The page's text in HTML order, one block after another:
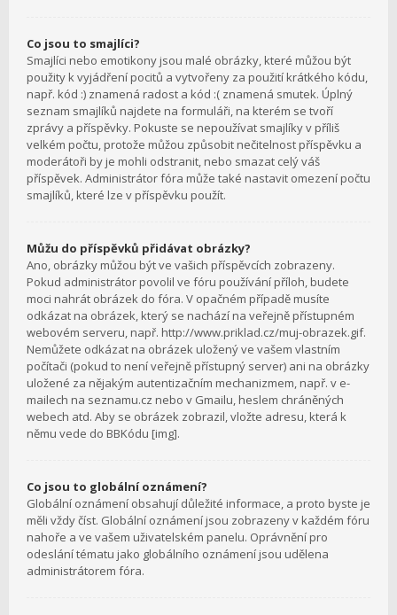
Co jsou to smajlíci?
Smajlíci nebo emotikony jsou malé obrázky, které můžou být
použity k vyjádření pocitů a vytvořeny za použití krátkého kódu,
např. kód :) znamená radost a kód :( znamená smutek. Úplný
seznam smajlíků najdete na formuláři, na kterém se tvoří
zprávy a příspěvky. Pokuste se nepoužívat smajlíky v příliš
velkém počtu, protože můžou způsobit nečitelnost příspěvku a
moderátoři by je mohli odstranit, nebo smazat celý váš
příspěvek. Administrátor fóra může také nastavit omezení počtu
smajlíků, které lze v příspěvku použít.
Můžu do příspěvků přidávat obrázky?
Ano, obrázky můžou být ve vašich příspěvcích zobrazeny.
Pokud administrátor povolil ve fóru používání příloh, budete
moci nahrát obrázek do fóra. V opačném případě musíte
odkázat na obrázek, který se nachází na veřejně přístupném
webovém serveru, např. http://www.priklad.cz/muj-obrazek.gif.
Nemůžete odkázat na obrázek uložený ve vašem vlastním
počítači (pokud to není veřejně přístupný server) ani na obrázky
uložené za nějakým autentizačním mechanizmem, např. v e-
mailech na seznamu.cz nebo v Gmailu, heslem chráněných
webech atd. Aby se obrázek zobrazil, vložte adresu, která k
němu vede do BBKódu [img].
Co jsou to globální oznámení?
Globální oznámení obsahují důležité informace, a proto byste je
měli vždy číst. Globální oznámení jsou zobrazeny v každém fóru
nahoře a ve vašem uživatelském panelu. Oprávnění pro
odeslání tématu jako globálního oznámení jsou udělena
administrátorem fóra.